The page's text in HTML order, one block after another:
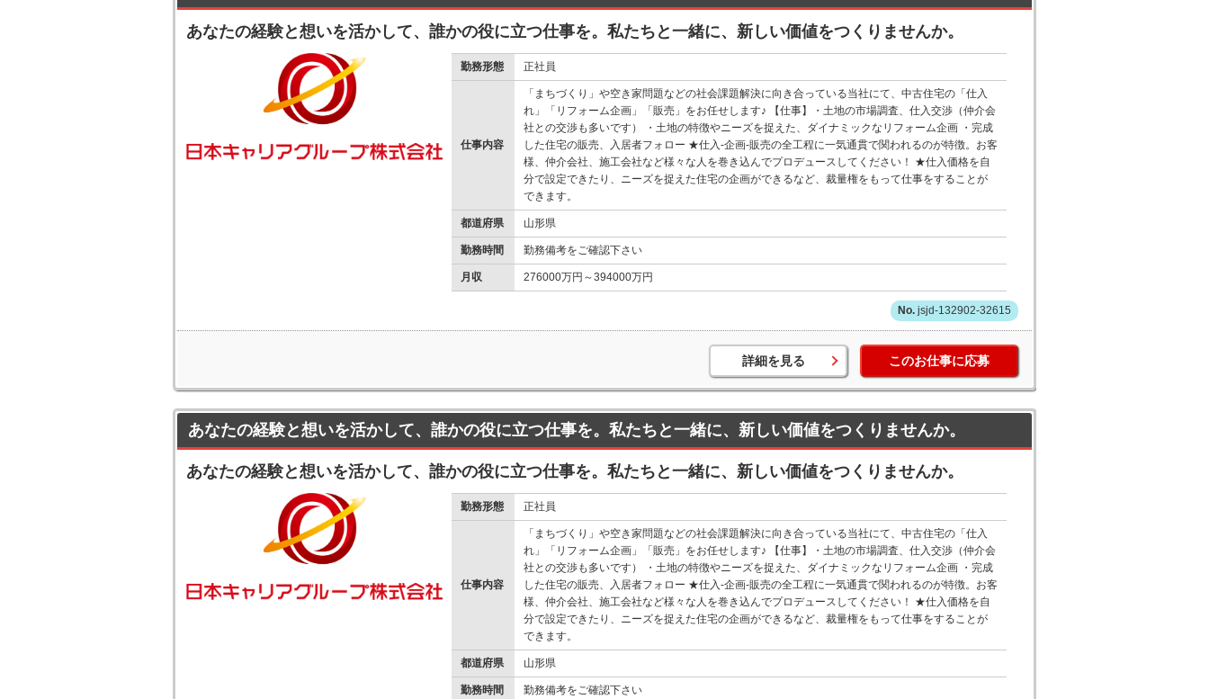
あなたの経験と想いを活かして、誰かの役に立つ仕事を。私たちと一緒に、新しい価値をつくりませんか。
勤務形態 正社員
仕事内容
「まちづくり」や空き家問題などの社会課題解決に向き合っている当社にて、中古住宅の「仕入
れ」「リフォーム企画」「販売」をお任せします♪ 【仕事】・土地の市場調査、仕入交渉（仲介会
社との交渉も多いです） ・土地の特徴やニーズを捉えた、ダイナミックなリフォーム企画 ・完成
した住宅の販売、入居者フォロー ★仕入-企画-販売の全工程に一気通貫で関われるのが特徴。お客
様、仲介会社、施工会社など様々な人を巻き込んでプロデュースしてください！ ★仕入価格を自
分で設定できたり、ニーズを捉えた住宅の企画ができるなど、裁量権をもって仕事をすることが
できます。
都道府県 山形県
勤務時間 勤務備考をご確認下さい
月収 276000万円～394000万円
jsjd-132902-32615
詳細を見る このお仕事に応募
あなたの経験と想いを活かして、誰かの役に立つ仕事を。私たちと一緒に、新しい価値をつくりませんか。
あなたの経験と想いを活かして、誰かの役に立つ仕事を。私たちと一緒に、新しい価値をつくりませんか。
勤務形態 正社員
仕事内容
「まちづくり」や空き家問題などの社会課題解決に向き合っている当社にて、中古住宅の「仕入
れ」「リフォーム企画」「販売」をお任せします♪ 【仕事】・土地の市場調査、仕入交渉（仲介会
社との交渉も多いです） ・土地の特徴やニーズを捉えた、ダイナミックなリフォーム企画 ・完成
した住宅の販売、入居者フォロー ★仕入-企画-販売の全工程に一気通貫で関われるのが特徴。お客
様、仲介会社、施工会社など様々な人を巻き込んでプロデュースしてください！ ★仕入価格を自
分で設定できたり、ニーズを捉えた住宅の企画ができるなど、裁量権をもって仕事をすることが
できます。
都道府県 山形県
勤務時間 勤務備考をご確認下さい